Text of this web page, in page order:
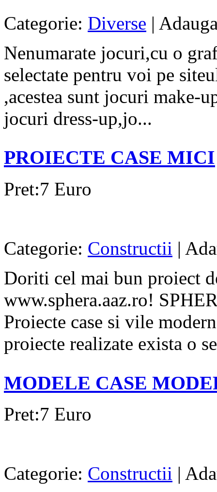
Categorie: Diverse |
Nenumarate jocuri,cu o
selectate pentru voi pe
,acestea sunt jocuri make-
jocuri dress-up,jo...
PROIECTE CASE MICI
Pret:7 Euro
Categorie: Constructii |
Doriti cel mai bun proiect
www.sphera.aaz.ro!
Proiecte case si vile
proiecte realizate exista o
MODELE CASE
Pret:7 Euro
Categorie: Constructii |